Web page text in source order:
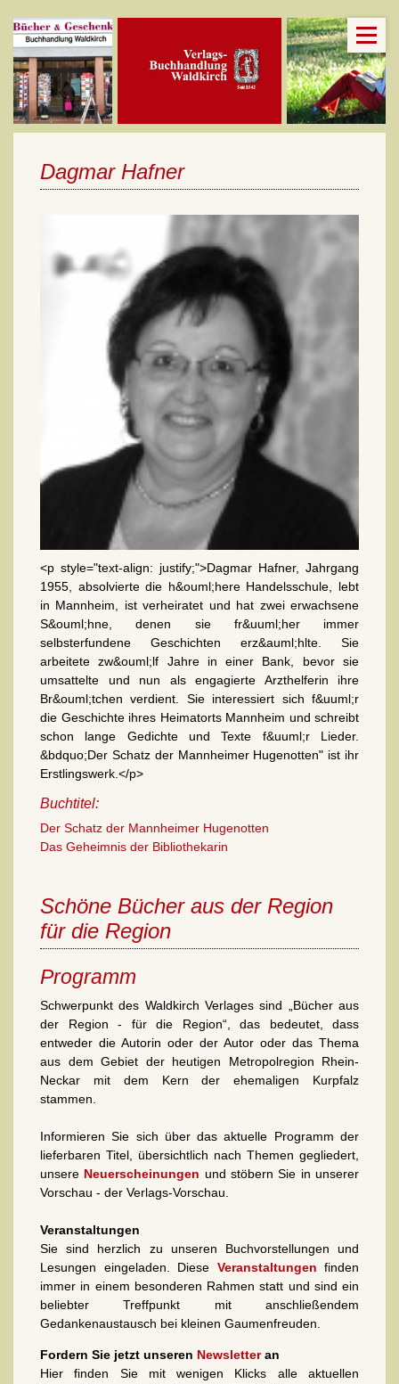
Dagmar Hafner
<p style="text-align: justify;">Dagmar Hafner, Jahrgang
1955, absolvierte die h&ouml;here Handelsschule, lebt
in Mannheim, ist verheiratet und hat zwei erwachsene
S&ouml;hne, denen sie fr&uuml;her immer
selbsterfundene Geschichten erz&auml;hlte. Sie
arbeitete zw&ouml;lf Jahre in einer Bank, bevor sie
umsattelte und nun als engagierte Arzthelferin ihre
Br&ouml;tchen verdient. Sie interessiert sich f&uuml;r
die Geschichte ihres Heimatorts Mannheim und schreibt
schon lange Gedichte und Texte f&uuml;r Lieder.
&bdquo;Der Schatz der Mannheimer Hugenotten" ist ihr
Erstlingswerk.</p>
Buchtitel:
Der Schatz der Mannheimer Hugenotten
Das Geheimnis der Bibliothekarin
Schöne Bücher aus der Region
für die Region
Programm
Schwerpunkt des Waldkirch Verlages sind „Bücher aus
der Region - für die Region“, das bedeutet, dass
entweder die Autorin oder der Autor oder das Thema
aus dem Gebiet der heutigen Metropolregion Rhein-
Neckar mit dem Kern der ehemaligen Kurpfalz
stammen.
Informieren Sie sich über das aktuelle Programm der
lieferbaren Titel, übersichtlich nach Themen gegliedert,
unsere Neuerscheinungen und stöbern Sie in unserer
Vorschau - der Verlags-Vorschau.
Veranstaltungen
Sie sind herzlich zu unseren Buchvorstellungen und
Lesungen eingeladen. Diese Veranstaltungen finden
immer in einem besonderen Rahmen statt und sind ein
beliebter Treffpunkt mit anschließendem
Gedankenaustausch bei kleinen Gaumenfreuden.
Fordern Sie jetzt unseren Newsletteran
Hier finden Sie mit wenigen Klicks alle aktuellen